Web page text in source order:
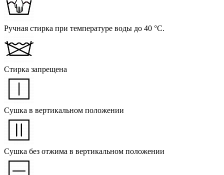
Ручная стирка при температуре воды до 40 °C.
Стирка запрещена
Сушка в вертикальном положении
Сушка без отжима в вертикальном положении